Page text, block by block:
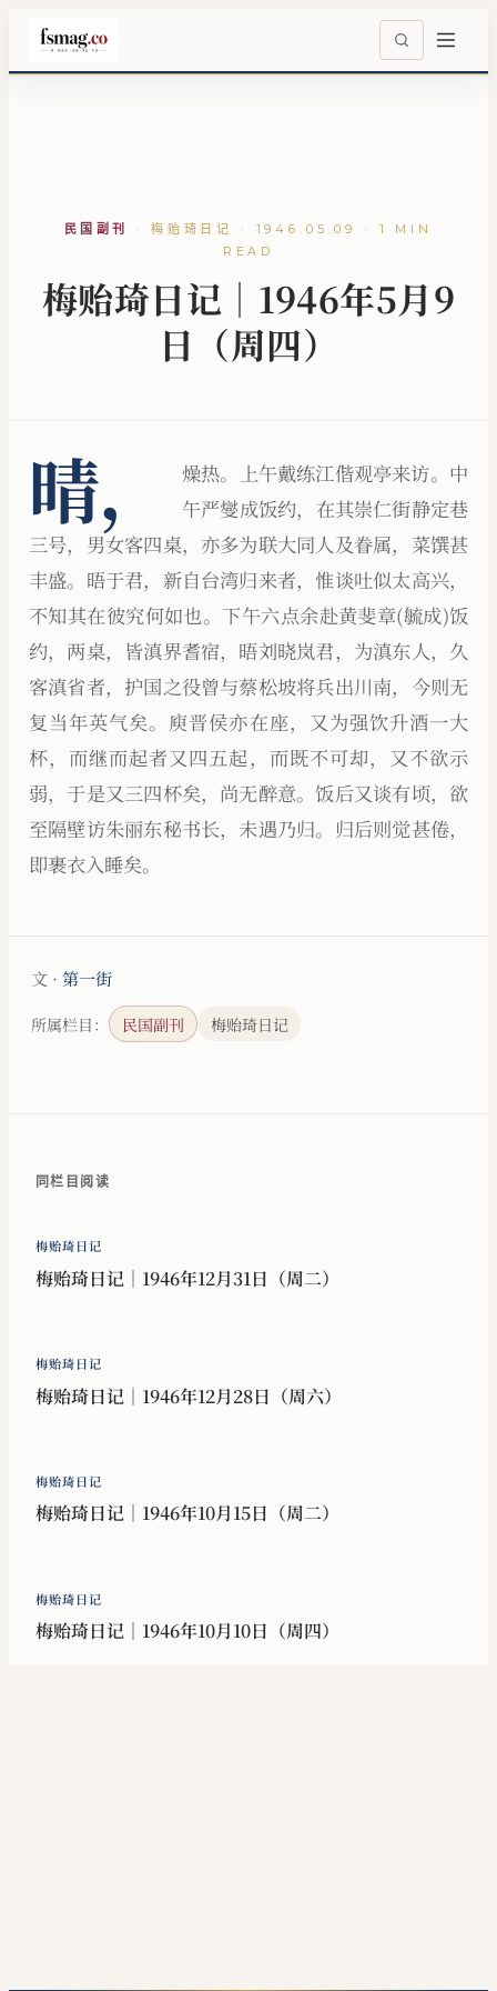
民国副刊 · 梅贻琦日记 · 1946.05.09 · 1 MIN
READ
梅贻琦日记｜1946年5月9
日（周四）
晴，
燥热。上午戴练江偕观亭来访。中
午严燮成饭约，在其崇仁街静定巷
三号，男女客四桌，亦多为联大同人及眷属，菜馔甚
丰盛。晤于君，新自台湾归来者，惟谈吐似太高兴，
不知其在彼究何如也。下午六点余赴黄斐章(毓成)饭
约，两桌，皆滇界耆宿，晤刘晓岚君，为滇东人，久
客滇省者，护国之役曾与蔡松坡将兵出川南，今则无
复当年英气矣。庾晋侯亦在座，又为强饮升酒一大
杯，而继而起者又四五起，而既不可却，又不欲示
弱，于是又三四杯矣，尚无醉意。饭后又谈有顷，欲
至隔壁访朱丽东秘书长，未遇乃归。归后则觉甚倦，
即裹衣入睡矣。
文 · 第一街
所属栏目： 民国副刊 梅贻琦日记
同栏目阅读
梅贻琦日记
梅贻琦日记｜1946年12月31日（周二）
梅贻琦日记
梅贻琦日记｜1946年12月28日（周六）
梅贻琦日记
梅贻琦日记｜1946年10月15日（周二）
梅贻琦日记
梅贻琦日记｜1946年10月10日（周四）